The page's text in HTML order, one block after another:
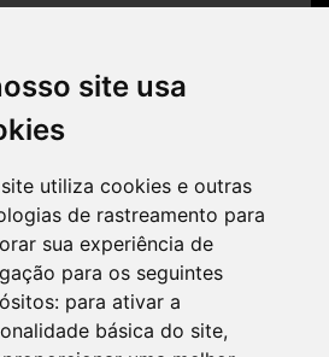
site usa
utiliza cookies e outras
de rastreamento para
sua experiência de
para os seguintes
para ativar a
básica do site,
E, Complexo Brasil 21, 20º
- CEP 70322-915 - Brasília/DF
e (61) 98131-3801.
telefone em horário comercial